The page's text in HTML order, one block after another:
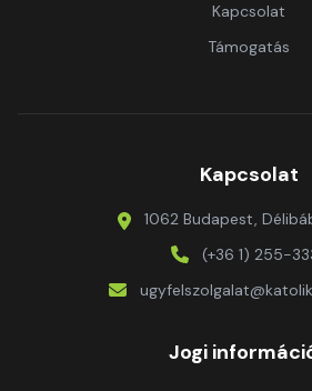
Kapcsolat
Támogatás
Kapcsolat
1062 Budapest,
(+36 1) 255-
Jogi